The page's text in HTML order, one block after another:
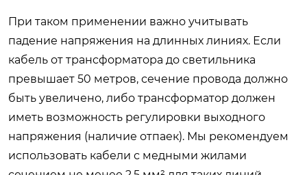
При таком применении важно учитывать
падение напряжения на длинных линиях. Если
кабель от трансформатора до светильника
превышает 50 метров, сечение провода должно
быть увеличено, либо трансформатор должен
иметь возможность регулировки выходного
напряжения (наличие отпаек). Мы рекомендуем
использовать кабели с медными жилами